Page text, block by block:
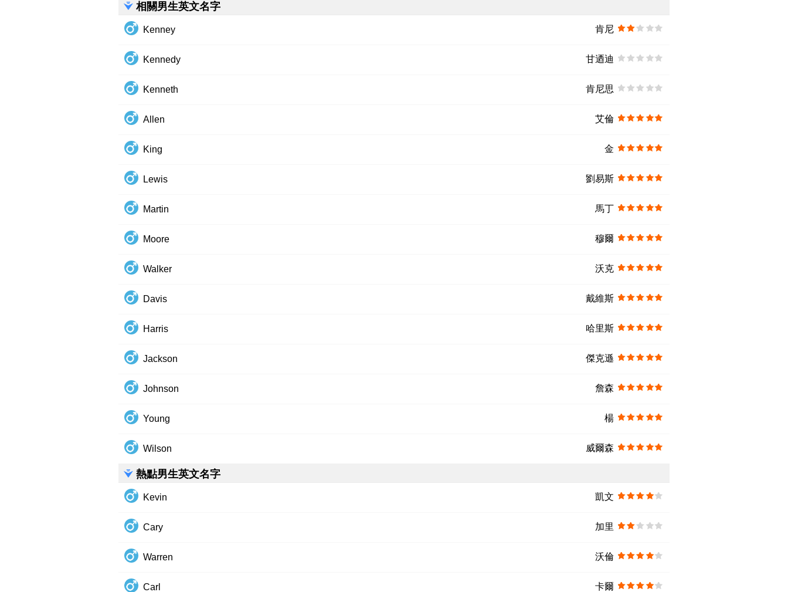
相關男生英文名字
Kenney 肯尼
Kennedy 甘迺迪
Kenneth 肯尼思
Allen 艾倫
King 金
Lewis 劉易斯
Martin 馬丁
Moore 穆爾
Walker 沃克
Davis 戴維斯
Harris 哈里斯
Jackson 傑克遜
Johnson 詹森
Young 楊
Wilson 威爾森
熱點男生英文名字
Kevin 凱文
Cary 加里
Warren 沃倫
Carl 卡爾